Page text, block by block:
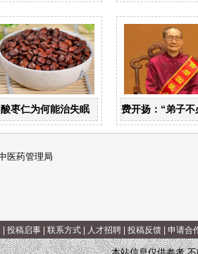
酸枣仁为何能治失眠 费开扬：“弟子不
医药管理局
投稿启事| 联系方式| 人才招聘| 投稿反馈| 申请合